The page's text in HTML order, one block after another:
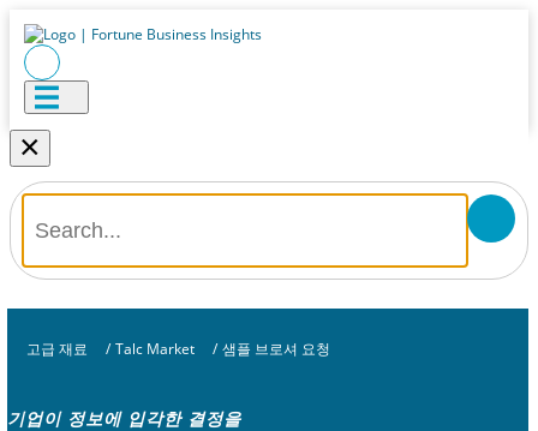
×
고급 재료 / Talc Market / 샘플 브로셔 요청
기업이 정보에 입각한 결정을